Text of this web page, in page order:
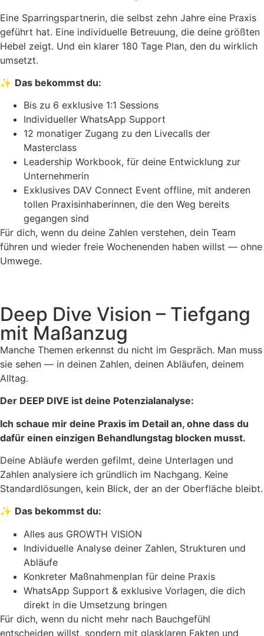
Eine Sparringspartnerin, die selbst zehn Jahre eine Praxis
geführt hat. Eine individuelle Betreuung, die deine größten
Hebel zeigt. Und ein klarer 180 Tage Plan, den du wirklich
umsetzt.
✨ Das bekommst du:
Bis zu 6 exklusive 1:1 Sessions
Individueller WhatsApp Support
12 monatiger Zugang zu den Livecalls der
Masterclass
Leadership Workbook, für deine Entwicklung zur
Unternehmerin
Exklusives DAV Connect Event offline, mit anderen
tollen Praxisinhaberinnen, die den Weg bereits
gegangen sind
Für dich, wenn du deine Zahlen verstehen, dein Team
führen und wieder freie Wochenenden haben willst — ohne
Umwege.
Deep Dive Vision – Tiefgang
mit Maßanzug
Manche Themen erkennst du nicht im Gespräch. Man muss
sie sehen — in deinen Zahlen, deinen Abläufen, deinem
Alltag.
Der DEEP DIVE ist deine Potenzialanalyse:
Ich schaue mir deine Praxis im Detail an, ohne dass du
dafür einen einzigen Behandlungstag blocken musst.
Deine Abläufe werden gefilmt, deine Unterlagen und
Zahlen analysiere ich gründlich im Nachgang. Keine
Standardlösungen, kein Blick, der an der Oberfläche bleibt.
✨ Das bekommst du:
Alles aus GROWTH VISION
Individuelle Analyse deiner Zahlen, Strukturen und
Abläufe
Konkreter Maßnahmenplan für deine Praxis
WhatsApp Support & exklusive Vorlagen, die dich
direkt in die Umsetzung bringen
Für dich, wenn du nicht mehr nach Bauchgefühl
entscheiden willst, sondern mit glasklaren Fakten und